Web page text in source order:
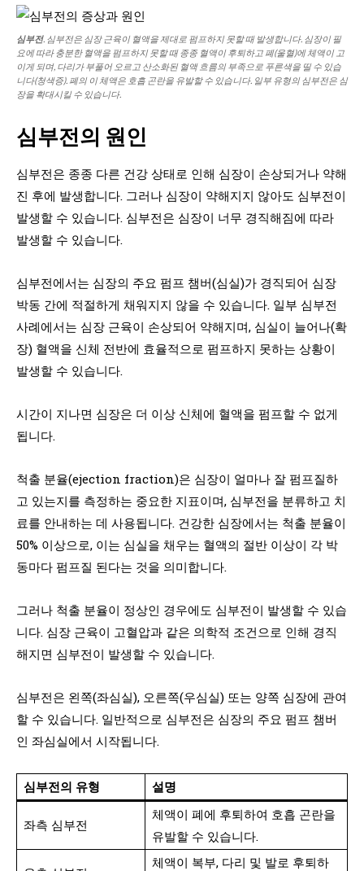
심부전. 심부전은 심장 근육이 혈액을 제대로 펌프하지 못할 때 발생합니다. 심장이 필
요에 따라 충분한 혈액을 펌프하지 못할 때 종종 혈액이 후퇴하고 폐(울혈)에 체액이 고
이게 되며, 다리가 부풀어 오르고 산소화된 혈액 흐름의 부족으로 푸른색을 띨 수 있습
니다(청색증). 폐의 이 체액은 호흡 곤란을 유발할 수 있습니다. 일부 유형의 심부전은 심
장을 확대시킬 수 있습니다.
심부전의 원인
심부전은 종종 다른 건강 상태로 인해 심장이 손상되거나 약해
진 후에 발생합니다. 그러나 심장이 약해지지 않아도 심부전이
발생할 수 있습니다. 심부전은 심장이 너무 경직해짐에 따라
발생할 수 있습니다.
심부전에서는 심장의 주요 펌프 챔버(심실)가 경직되어 심장
박동 간에 적절하게 채워지지 않을 수 있습니다. 일부 심부전
사례에서는 심장 근육이 손상되어 약해지며, 심실이 늘어나(확
장) 혈액을 신체 전반에 효율적으로 펌프하지 못하는 상황이
발생할 수 있습니다.
시간이 지나면 심장은 더 이상 신체에 혈액을 펌프할 수 없게
됩니다.
척출 분율(ejection fraction)은 심장이 얼마나 잘 펌프질하
고 있는지를 측정하는 중요한 지표이며, 심부전을 분류하고 치
료를 안내하는 데 사용됩니다. 건강한 심장에서는 척출 분율이
50% 이상으로, 이는 심실을 채우는 혈액의 절반 이상이 각 박
동마다 펌프질 된다는 것을 의미합니다.
그러나 척출 분율이 정상인 경우에도 심부전이 발생할 수 있습
니다. 심장 근육이 고혈압과 같은 의학적 조건으로 인해 경직
해지면 심부전이 발생할 수 있습니다.
심부전은 왼쪽(좌심실), 오른쪽(우심실) 또는 양쪽 심장에 관여
할 수 있습니다. 일반적으로 심부전은 심장의 주요 펌프 챔버
인 좌심실에서 시작됩니다.
심부전의 유형 설명
좌측 심부전
체액이 폐에 후퇴하여 호흡 곤란을
유발할 수 있습니다.
체액이 복부, 다리 및 발로 후퇴하